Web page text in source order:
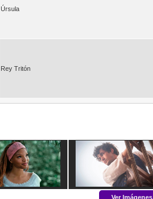
Úrsula
Rey Tritón
Ver Imágenes